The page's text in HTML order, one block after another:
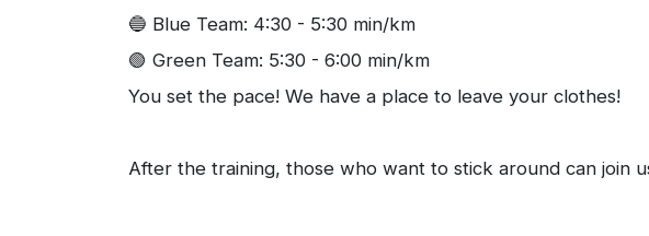
🔵 Blue Team: 4:30 - 5:30 min/km
🟢 Green Team: 5:30 - 6:00 min/km
You set the pace! We have a place to leave your clothes!
After the training, those who want to stick around can join